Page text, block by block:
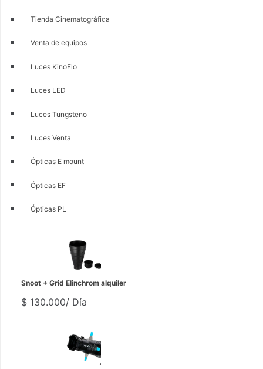
Tienda Cinematográfica
Venta de equipos
Luces KinoFlo
Luces LED
Luces Tungsteno
Luces Venta
Ópticas E mount
Ópticas EF
Ópticas PL
Snoot + Grid Elinchrom alquiler
$ 130.000/ Día